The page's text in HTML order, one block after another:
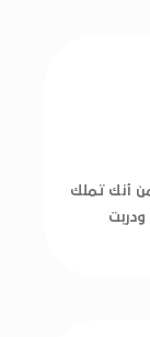
من أنك تملك